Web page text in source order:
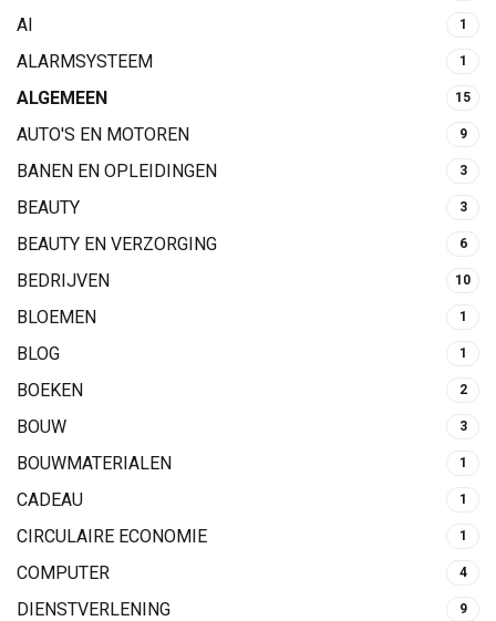
AI 1
ALARMSYSTEEM 1
ALGEMEEN 15
AUTO'S EN MOTOREN 9
BANEN EN OPLEIDINGEN 3
BEAUTY 3
BEAUTY EN VERZORGING 6
BEDRIJVEN 10
BLOEMEN 1
BLOG 1
BOEKEN 2
BOUW 3
BOUWMATERIALEN 1
CADEAU 1
CIRCULAIRE ECONOMIE 1
COMPUTER 4
DIENSTVERLENING 9